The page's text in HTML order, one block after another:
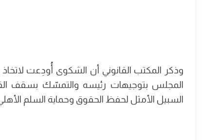
وذكر المكتب القانوني أن الشكوى أُودِعت لاتخاذ
المجلس بتوجيهات رئيسه والتمسّك بسقف
السبيل الأمثل لحفظ الحقوق وحماية السلم